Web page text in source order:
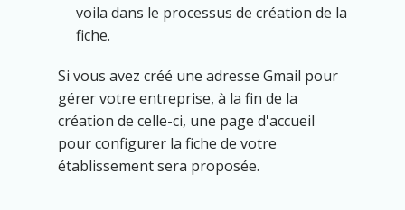
voila dans le processus de création de la
fiche.
Si vous avez créé une adresse Gmail pour
gérer votre entreprise, à la fin de la
création de celle-ci, une page d'accueil
pour configurer la fiche de votre
établissement sera proposée.